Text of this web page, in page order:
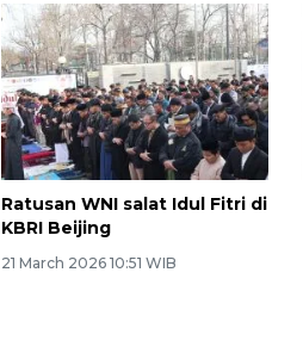
Ratusan WNI salat Idul Fitri di
KBRI Beijing
21 March 2026 10:51 WIB